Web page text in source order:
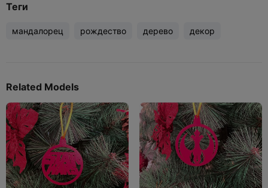
Теги
мандалорец рождество дерево декор
Related Models